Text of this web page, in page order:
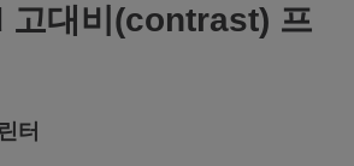
대비(contrast) 프
터